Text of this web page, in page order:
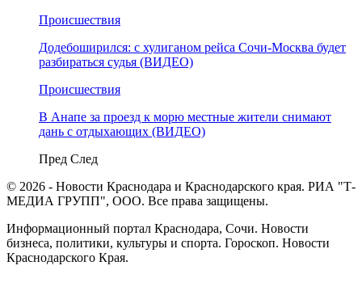
Происшествия
Додебоширился: с хулиганом рейса Сочи-Москва будет
разбираться судья (ВИДЕО)
Происшествия
В Анапе за проезд к морю местные жители снимают
дань с отдыхающих (ВИДЕО)
Пред След
© 2026 - Новости Краснодара и Краснодарского края. РИА "Т-
МЕДИА ГРУПП", ООО. Все права защищены.
Информационный портал Краснодара, Сочи. Новости
бизнеса, политики, культуры и спорта. Гороскоп. Новости
Краснодарского Края.